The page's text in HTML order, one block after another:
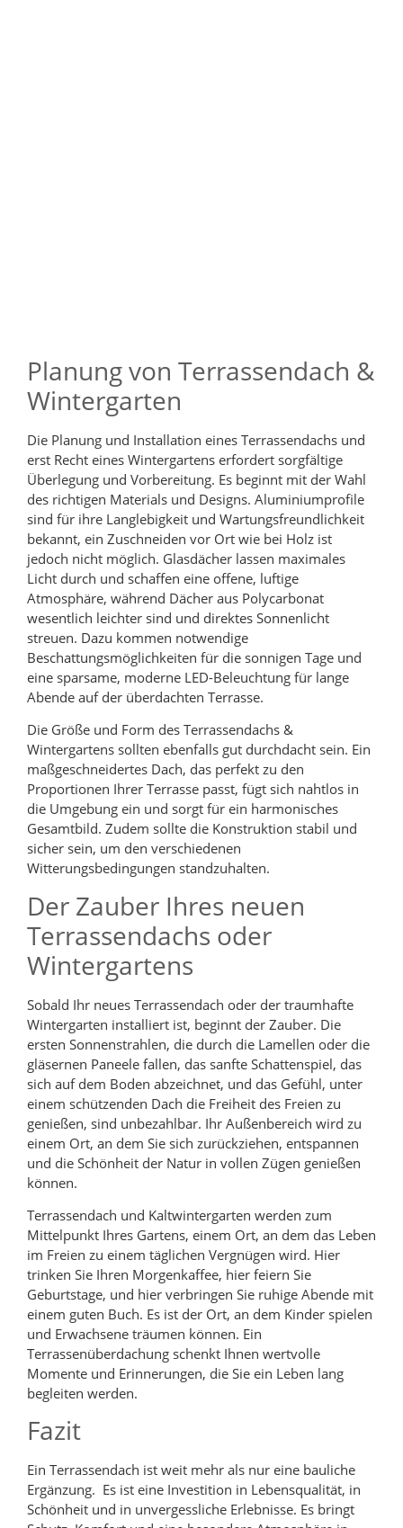
Planung von Terrassendach &
Wintergarten
Die Planung und Installation eines Terrassendachs und
erst Recht eines Wintergartens erfordert sorgfältige
Überlegung und Vorbereitung. Es beginnt mit der Wahl
des richtigen Materials und Designs. Aluminiumprofile
sind für ihre Langlebigkeit und Wartungsfreundlichkeit
bekannt, ein Zuschneiden vor Ort wie bei Holz ist
jedoch nicht möglich. Glasdächer lassen maximales
Licht durch und schaffen eine offene, luftige
Atmosphäre, während Dächer aus Polycarbonat
wesentlich leichter sind und direktes Sonnenlicht
streuen. Dazu kommen notwendige
Beschattungsmöglichkeiten für die sonnigen Tage und
eine sparsame, moderne LED-Beleuchtung für lange
Abende auf der überdachten Terrasse.
Die Größe und Form des Terrassendachs &
Wintergartens sollten ebenfalls gut durchdacht sein. Ein
maßgeschneidertes Dach, das perfekt zu den
Proportionen Ihrer Terrasse passt, fügt sich nahtlos in
die Umgebung ein und sorgt für ein harmonisches
Gesamtbild. Zudem sollte die Konstruktion stabil und
sicher sein, um den verschiedenen
Witterungsbedingungen standzuhalten.
Der Zauber Ihres neuen
Terrassendachs oder
Wintergartens
Sobald Ihr neues Terrassendach oder der traumhafte
Wintergarten installiert ist, beginnt der Zauber. Die
ersten Sonnenstrahlen, die durch die Lamellen oder die
gläsernen Paneele fallen, das sanfte Schattenspiel, das
sich auf dem Boden abzeichnet, und das Gefühl, unter
einem schützenden Dach die Freiheit des Freien zu
genießen, sind unbezahlbar. Ihr Außenbereich wird zu
einem Ort, an dem Sie sich zurückziehen, entspannen
und die Schönheit der Natur in vollen Zügen genießen
können.
Terrassendach und Kaltwintergarten werden zum
Mittelpunkt Ihres Gartens, einem Ort, an dem das Leben
im Freien zu einem täglichen Vergnügen wird. Hier
trinken Sie Ihren Morgenkaffee, hier feiern Sie
Geburtstage, und hier verbringen Sie ruhige Abende mit
einem guten Buch. Es ist der Ort, an dem Kinder spielen
und Erwachsene träumen können. Ein
Terrassenüberdachung schenkt Ihnen wertvolle
Momente und Erinnerungen, die Sie ein Leben lang
begleiten werden.
Fazit
Ein Terrassendach ist weit mehr als nur eine bauliche
Ergänzung. Es ist eine Investition in Lebensqualität, in
Schönheit und in unvergessliche Erlebnisse. Es bringt